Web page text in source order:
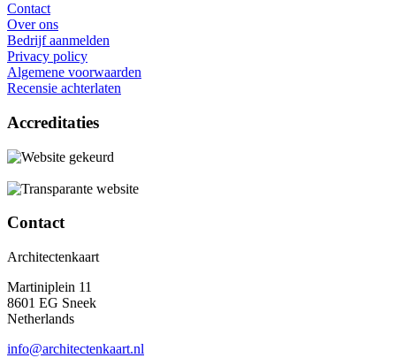
Contact
Over ons
Bedrijf aanmelden
Privacy policy
Algemene voorwaarden
Recensie achterlaten
Accreditaties
Contact
Architectenkaart
Martiniplein 11
8601 EG Sneek
Netherlands
info@architectenkaart.nl